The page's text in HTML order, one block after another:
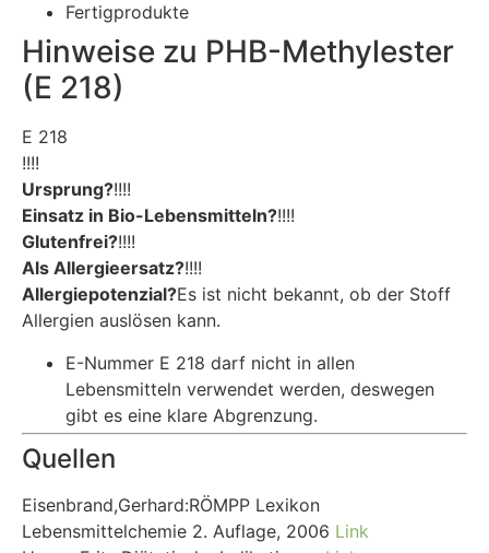
Fertigprodukte
Hinweise zu PHB-Methylester
(E 218)
E 218
!!!!
Ursprung?!!!!
Einsatz in Bio-Lebensmitteln?!!!!
Glutenfrei?!!!!
Als Allergieersatz?!!!!
Allergiepotenzial?Es ist nicht bekannt, ob der Stoff
Allergien auslösen kann.
E-Nummer E 218 darf nicht in allen
Lebensmitteln verwendet werden, deswegen
gibt es eine klare Abgrenzung.
Quellen
Eisenbrand,Gerhard:RÖMPP Lexikon
Lebensmittelchemie 2. Auflage, 2006 Link